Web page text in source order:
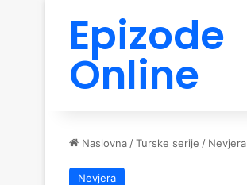
Epizode
Online
Naslovna /Turske serije / Nevjera
Nevjera